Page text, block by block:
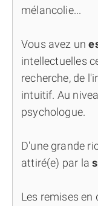
mélancolie...
Vous avez un
intellectuelles
recherche, de
intuitif. Au
psychologue.
D'une grande
attiré(e) par la
Les remises en